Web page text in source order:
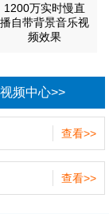
1200万实时慢直
播自带背景音乐视
频效果
频中心>>
查看>>
查看>>